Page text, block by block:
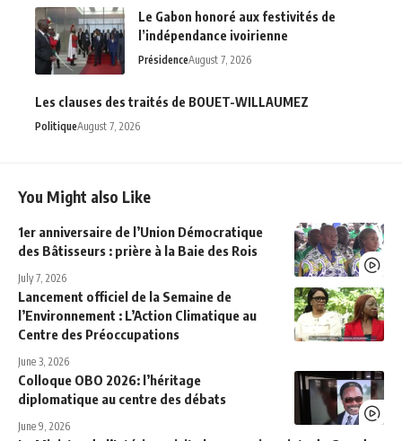
Le Gabon honoré aux festivités de
l’indépendance ivoirienne
PrésidenceAugust 7, 2026
Les clauses des traités de BOUET-WILLAUMEZ
PolitiqueAugust 7, 2026
You Might also Like
1er anniversaire de l’Union Démocratique
des Bâtisseurs : prière à la Baie des Rois
July 7, 2026
Lancement officiel de la Semaine de
l’Environnement : L’Action Climatique au
Centre des Préoccupations
June 3, 2026
Colloque OBO 2026: l’héritage
diplomatique au centre des débats
June 9, 2026